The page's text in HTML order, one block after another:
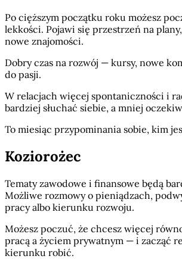
Po cięższym początku roku możesz
lekkości. Pojawi się przestrzeń na
nowe znajomości.
Dobry czas na rozwój — kursy, nowe
do pasji.
W relacjach więcej spontaniczności i
bardziej słuchać siebie, a mniej
To miesiąc przypominania sobie, kim
Koziorożec
Tematy zawodowe i finansowe będą
Możliwe rozmowy o pieniądzach,
pracy albo kierunku rozwoju.
Możesz poczuć, że chcesz więcej
pracą a życiem prywatnym — i zacząć
kierunku robić.